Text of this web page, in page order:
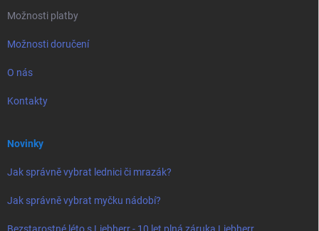
Možnosti platby
Možnosti doručení
O nás
Kontakty
Novinky
Jak správně vybrat lednici či mrazák?
Jak správně vybrat myčku nádobí?